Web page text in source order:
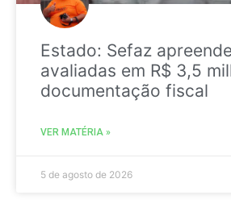
Estado: Sefaz
avaliadas em R$ 3,5
documentação fiscal
VER MATÉRIA »
5 de agosto de 2026